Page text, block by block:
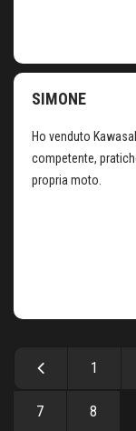
SIMONE
Ho venduto
competente,
propria moto.
1
7 8